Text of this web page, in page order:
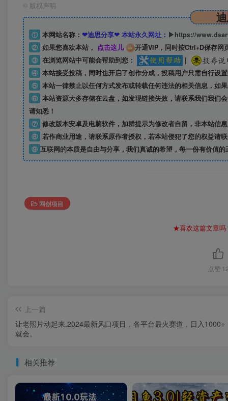
© 版权声明
① 本网站名称： ❤迪思分享❤ 本站永久网址： ▶https://
② 如果您喜欢本站， 点击这儿
开通VIP，同时按Ctrl+D保存网
③ 在浏览网站中可能会帮助到您：
|
④ 本站接受投稿，同时也开启了创作分成，投稿用户只需自行设
⑤ 本站一律禁止以任何方式发布或转载任何违法的相关信息，如
⑥ 本站资源大多存储在云盘，如发现链接失效，请联系我们我们
请知悉！
⑦ 修改版本安卓及电脑软件，加群提示为修改者自留， 非本站信息
⑧ 若作商业用途，请联系原作者授权，若本站侵犯了您的权益请
⑨ 互联网的本质是自由与分享，我们真诚的希望，每一份有价值
网创项目
★喜欢这篇文章吗
点赞
上一篇
让老照片动起来.2024最新风口项目，各平台最火赛道，日入1000+
就会。
相关推荐